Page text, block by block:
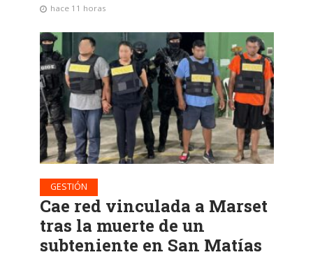
hace 11 horas
GESTIÓN
Cae red vinculada a Marset
tras la muerte de un
subteniente en San Matías